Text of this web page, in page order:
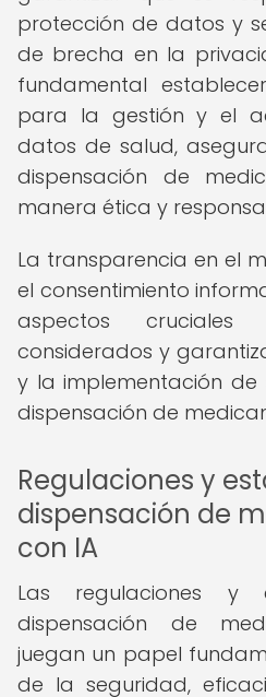
protección de datos y
de brecha en la
fundamental
para la gestión y el
datos de salud,
dispensación de
manera ética y
La transparencia en el
el consentimiento
aspectos
considerados y
y la implementación de
dispensación de
Regulaciones y
dispensación de
con IA
Las regulaciones y
dispensación de
juegan un papel
de la seguridad,